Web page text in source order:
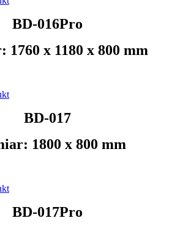
BD-016Pro
1760 x 1180 x 800 mm
BD-017
1800 x 800 mm
BD-017Pro